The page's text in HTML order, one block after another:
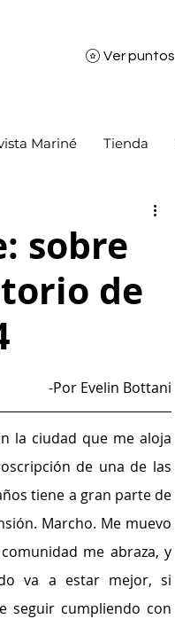
Ver puntos
Mariné Tienda
sobre
de
-Por Evelin Bottani
la ciudad que me aloja
de una de las
tiene a gran parte de
Marcho. Me muevo
me abraza, y
va a estar mejor, si
seguir cumpliendo con